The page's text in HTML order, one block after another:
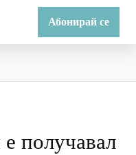
Абонирай се
получавал